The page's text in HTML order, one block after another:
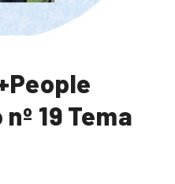
19 Tema